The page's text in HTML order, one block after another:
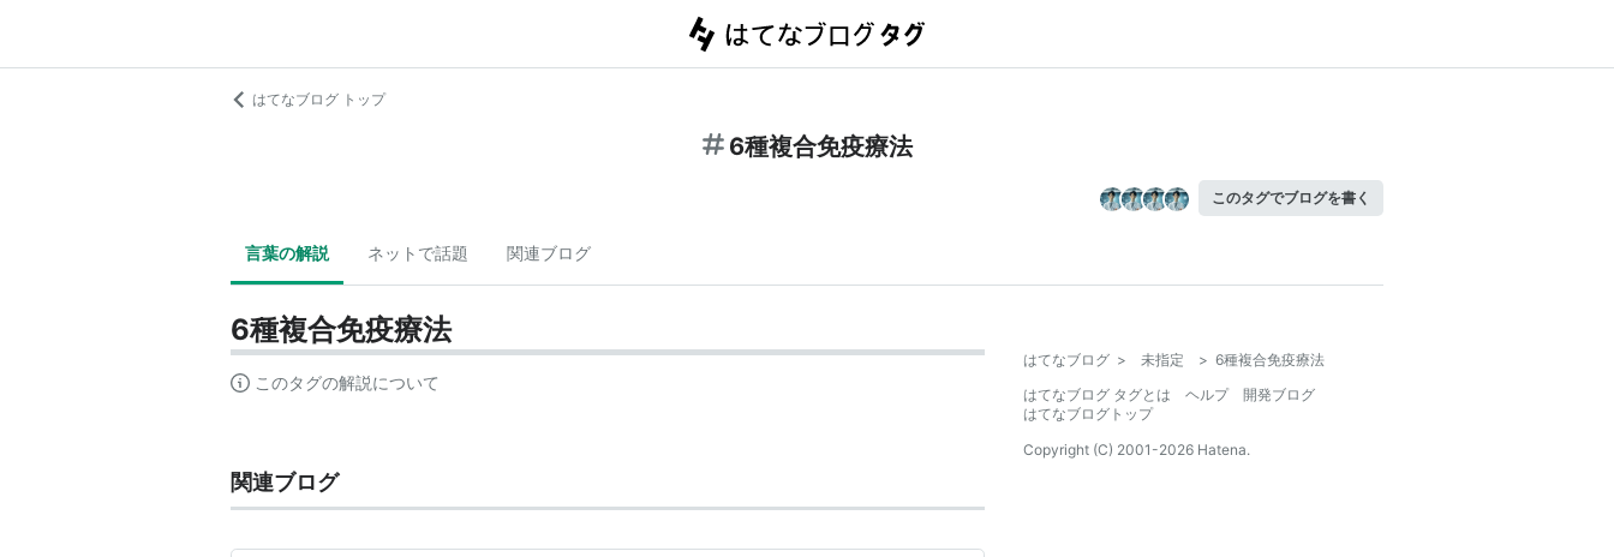
はてなブログ トップ
6種複合免疫療法
このタグでブログを書く
言葉の解説 ネットで話題 関連ブログ
6種複合免疫療法
このタグの解説について
関連ブログ
はてなブログ > 未指定 > 6種複合免疫療法
はてなブログ タグとは
ヘルプ
開発ブログ
はてなブログトップ
Copyright (C) 2001-2026 Hatena.